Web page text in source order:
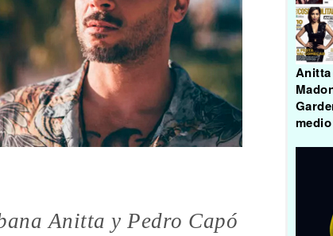
Anitta y Pedro Capó